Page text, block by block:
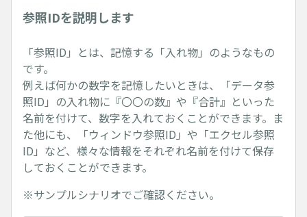
参照IDを説明します
「参照ID」とは、記憶する「入れ物」のようなもの
です。
例えば何かの数字を記憶したいときは、「データ参
照ID」の入れ物に『〇〇の数』や『合計』といった
名前を付けて、数字を入れておくことができます。ま
た他にも、「ウィンドウ参照ID」や「エクセル参照
ID」など、様々な情報をそれぞれ名前を付けて保存
しておくことができます。
※サンプルシナリオでご確認ください。